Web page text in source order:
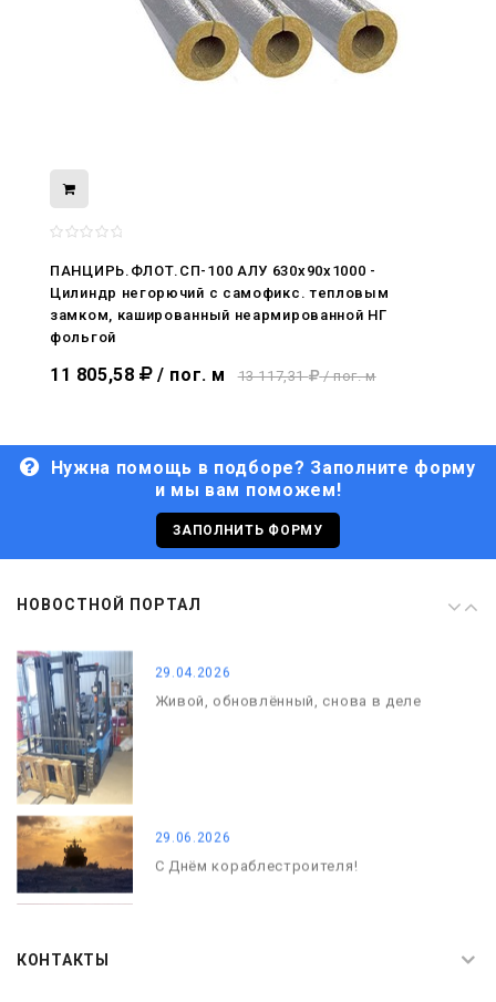
ПАНЦИРЬ.ФЛОТ.СП-100 АЛУ 630x90x1000 -
Цилиндр негорючий c самофикс. тепловым
замком, кашированный неармированной НГ
фольгой
11 805,58 / пог. м 13 117,31 / пог. м
Нужна помощь в подборе? Заполните форму
и мы вам поможем!
ЗАПОЛНИТЬ ФОРМУ
НОВОСТНОЙ ПОРТАЛ
С Днём Победы. Память, которая с
29.04.2026
29.06.2026
С Днём кораблестроителя!
С Днём Победы. Память, которая с
29.04.2026
Живой, обновлённый, снова в деле
29.06.2026
С Днём кораблестроителя!
КОНТАКТЫ